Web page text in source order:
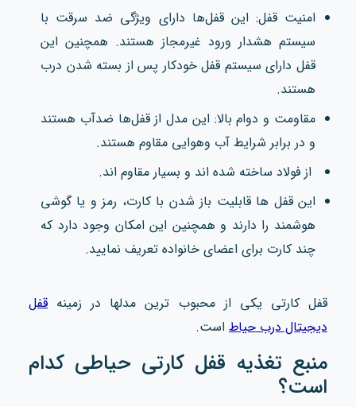
امنیت قفل: این قفل‌ها دارای ویژگی ضد سرقت با
سیستم هشدار ورود غیرمجاز هستند. همچنین این
قفل دارای سیستم قفل خودکار پس از بسته شدن درب
هستند.
مقاومت و دوام بالا: این مدل از قفل‌ها ضدآب هستند
و در برابر شرایط آب‌ وهوایی مقاوم هستند.
از فولاد ساخته شده اند و بسیار مقاوم اند.
این قفل ها قابلیت باز شدن با کارت، رمز و یا گوشی
هوشمند را دارند و همچنین این امکان وجود دارد که
چند کارت برای اعضای خانواده تعریف نمایید.
قفل کارتی یکی از محبوب ترین مدلها در زمینه قفل
دیجیتال درب حیاط است.
منبع تغذیه قفل کارتی حیاطی کدام
است؟